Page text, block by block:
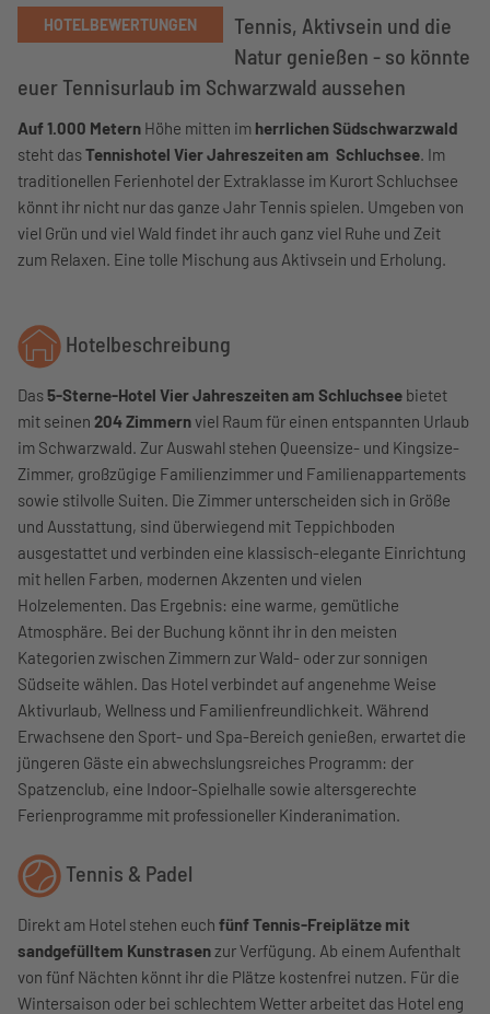
HOTELBEWERTUNGEN
Tennis, Aktivsein und die
Natur genießen - so könnte
euer Tennisurlaub im Schwarzwald aussehen
Auf 1.000 Metern Höhe mitten im herrlichen Südschwarzwald
steht dasTennishotel Vier Jahreszeiten am Schluchsee. Im
traditionellen Ferienhotel der Extraklasse im Kurort Schluchsee
könnt ihr nicht nur das ganze Jahr Tennis spielen. Umgeben von
viel Grün und viel Wald findet ihr auch ganz viel Ruhe und Zeit
zum Relaxen. Eine tolle Mischung aus Aktivsein und Erholung.
Hotelbeschreibung
Das5-Sterne-Hotel Vier Jahreszeiten am Schluchsee bietet
mit seinen 204 Zimmernviel Raum für einen entspannten Urlaub
im Schwarzwald. Zur Auswahl stehen Queensize- und Kingsize-
Zimmer, großzügige Familienzimmer und Familienappartements
sowie stilvolle Suiten. Die Zimmer unterscheiden sich in Größe
und Ausstattung, sind überwiegend mit Teppichboden
ausgestattet und verbinden eine klassisch-elegante Einrichtung
mit hellen Farben, modernen Akzenten und vielen
Holzelementen. Das Ergebnis: eine warme, gemütliche
Atmosphäre. Bei der Buchung könnt ihr in den meisten
Kategorien zwischen Zimmern zur Wald- oder zur sonnigen
Südseite wählen. Das Hotel verbindet auf angenehme Weise
Aktivurlaub, Wellness und Familienfreundlichkeit. Während
Erwachsene den Sport- und Spa-Bereich genießen, erwartet die
jüngeren Gäste ein abwechslungsreiches Programm: der
Spatzenclub, eine Indoor-Spielhalle sowie altersgerechte
Ferienprogramme mit professioneller Kinderanimation.
Tennis & Padel
Direkt am Hotel stehen euch fünf Tennis-Freiplätze mit
sandgefülltem Kunstrasenzur Verfügung. Ab einem Aufenthalt
von fünf Nächten könnt ihr die Plätze kostenfrei nutzen. Für die
Wintersaison oder bei schlechtem Wetter arbeitet das Hotel eng